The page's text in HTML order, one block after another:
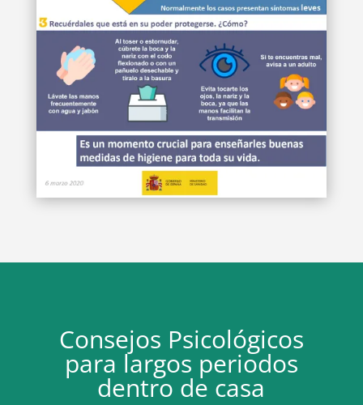
Consejos Psicológicos
para largos periodos
dentro de casa